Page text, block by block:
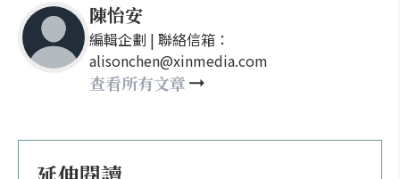
陳怡安
編輯企劃 | 聯絡信箱：
alisonchen@xinmedia.com
查看所有文章